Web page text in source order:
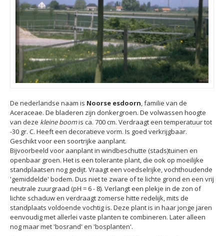
De nederlandse naam is Noorse esdoorn, familie van de
Aceraceae. De bladeren zijn donkergroen. De volwassen hoogte
van deze kleine boomis ca. 700 cm. Verdraagt een temperatuur tot
-30 gr. C. Heeft een decoratieve vorm. Is goed verkrijgbaar.
Geschikt voor een soortrijke aanplant.
Bijvoorbeeld voor aanplant in windbeschutte (stads)tuinen en
openbaar groen. Het is een tolerante plant, die ook op moeilijke
standplaatsen nog gedijt. Vraagt een voedselrijke, vochthoudende
'gemiddelde' bodem. Dus niet te zware of te lichte grond en een vrij
neutrale zuurgraad (pH = 6 - 8). Verlangt een plekje in de zon of
lichte schaduw en verdraagt zomerse hitte redelijk, mits de
standplaats voldoende vochtig is. Deze plant is in haar jonge jaren
eenvoudig met allerlei vaste planten te combineren. Later alleen
nog maar met 'bosrand' en 'bosplanten'.